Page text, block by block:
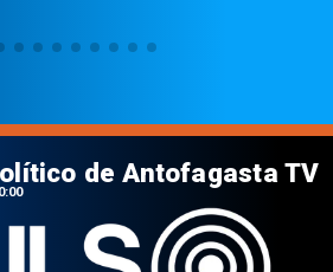
de Antofagasta TV